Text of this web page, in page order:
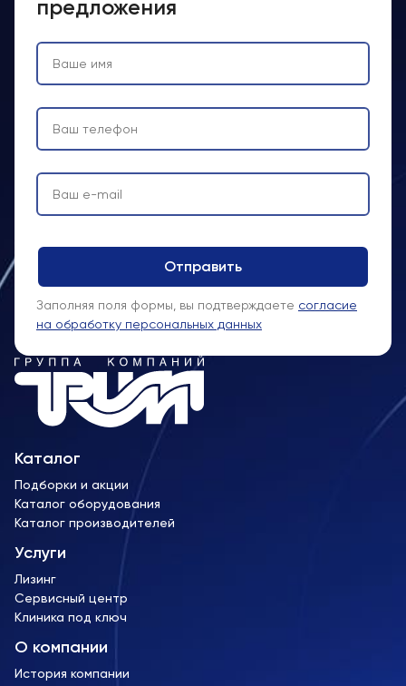
Каталог
Подборки и акции
Каталог оборудования
Каталог производителей
Услуги
Лизинг
Сервисный центр
Клиника под ключ
О компании
История компании
предложения
Заполняя поля формы, вы подтверждаете согласие
на обработку персональных данных